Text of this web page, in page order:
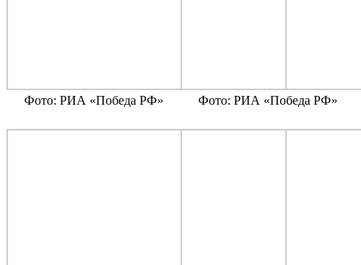
Фото: РИА «Победа РФ» Фото: РИА «Победа РФ»